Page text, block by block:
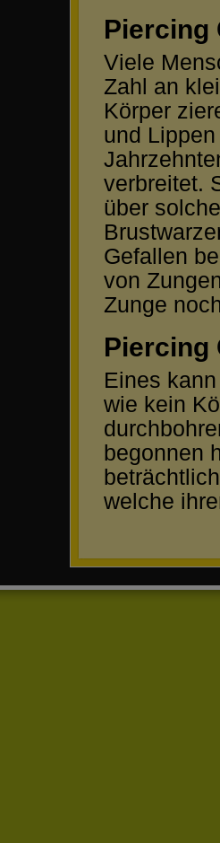
Piercing
Viele
Zahl an
Körper
und
verbreitet.
über
Gefallen
von
Zunge
Piercing
Eines
wie kein
begonnen
welche